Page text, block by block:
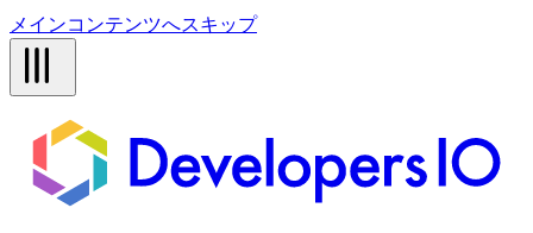
メインコンテンツへスキップ